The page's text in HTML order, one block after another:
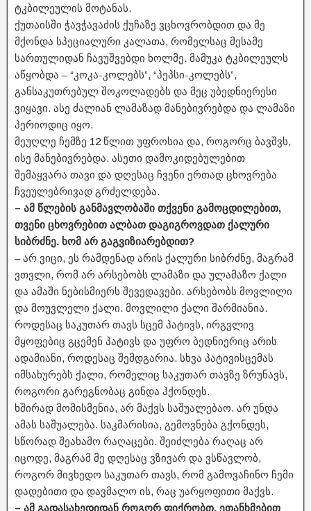
ტკბილეულის მოტანას.
ქუთაისში ჭავჭავაძის ქუჩაზე ვცხოვრობდით და მე
მქონდა სპეციალური კალათა, რომელსაც მესამე
სართულიდან ჩავუშვებდი ხოლმე. მამუკა ტკბილეულს
აწყობდა – “კოკა-კოლებს”, “პეპსი-კოლებს”,
განსაკუთრებულ შოკოლადებს და მეც უბედნიერესი
ვიყავი. ასე ძალიან ლამაზად მანებივრებდა და ლამაზი
პერიოდიც იყო.
მეუღლე ჩემზე 12 წლით უფროსია და, როგორც ბავშვს,
ისე მანებივრებდა. ასეთი დამოკიდებულებით
შემაყვარა თავი და დღესაც ჩვენი ერთად ცხოვრება
ჩვეულებრივად გრძელდება.
– ამ წლების განმავლობაში თქვენი გამოცდილებით,
თვენი ცხოვრებით ალბათ დაგიგროვდათ ქალური
სიბრძნე. ხომ არ გაგვიზიარებდით?
– არ ვიცი, ეს რამდენად არის ქალური სიბრძნე, მაგრამ
ვთვლი, რომ არ არსებობს ლამაზი და ულამაზო ქალი
და ამაში ნებისმიერს შევედავები. არსებობს მოვლილი
და მოუვლელი ქალი. მოვლილი ქალი შარმიანია.
როდესაც საკუთარ თავს სცემ პატივს, ირგვლივ
მყოფებიც გცემენ პატივს და უფრო ბედნიერიც არის
ადამიანი, როდესაც შემდგარია. სხვა პატივისცემას
იმსახურებს ქალი, რომელიც საკუთარ თავზე ზრუნავს,
როგორი გარეგნობაც გინდა ჰქონდეს.
ხშირად მომისმენია, არ მაქვს საშუალებაო. არ უნდა
ამას საშუალება. საკმარისია, გემოვნება გქონდეს,
სწორად შეახამო რაღაცები. შეიძლება რაღაც არ
იცოდე, მაგრამ მე დღესაც ვზივარ და ვსწავლობ,
როგორ მივხედო საკუთარ თავს, რომ გამოვაჩინო ჩემი
დადებითი და დავმალო ის, რაც უარყოფითი მაქვს.
– ამ გადასახედიდან როგორ ფიქრობთ, ეთანხმებით